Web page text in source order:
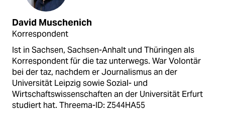
David Muschenich
Korrespondent
Ist in Sachsen, Sachsen-Anhalt und Thüringen als
Korrespondent für die taz unterwegs. War Volontär
bei der taz, nachdem er Journalismus an der
Universität Leipzig sowie Sozial- und
Wirtschaftswissenschaften an der Universität Erfurt
studiert hat. Threema-ID: Z544HA55